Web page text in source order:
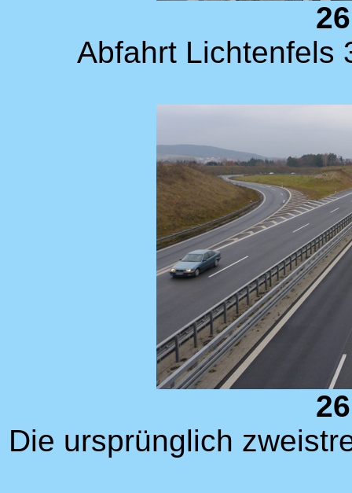
Abfahrt Lichtenfels
Die ursprünglich